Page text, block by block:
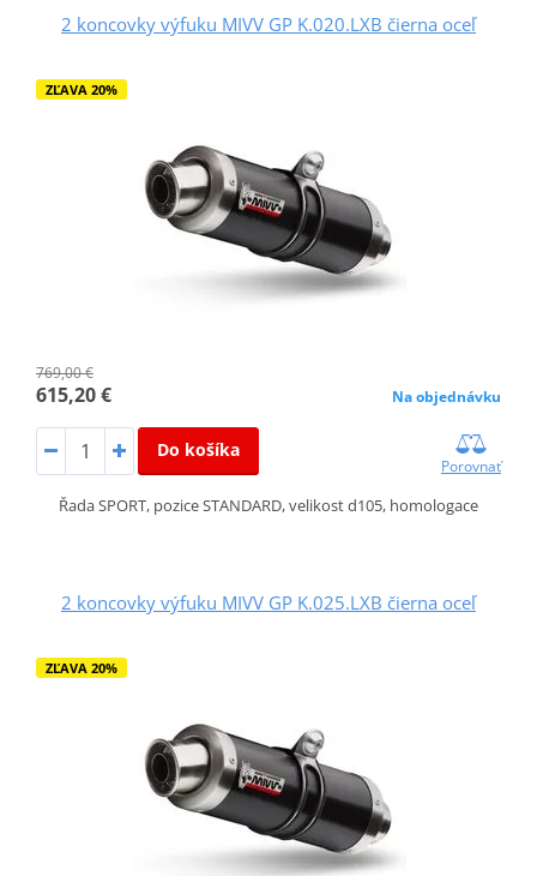
2 koncovky výfuku MIVV GP K.020.LXB čierna oceľ
ZĽAVA 20%
769,00 €
615,20 € Na objednávku
Do košíka
Porovnať
Řada SPORT, pozice STANDARD, velikost d105, homologace
2 koncovky výfuku MIVV GP K.025.LXB čierna oceľ
ZĽAVA 20%